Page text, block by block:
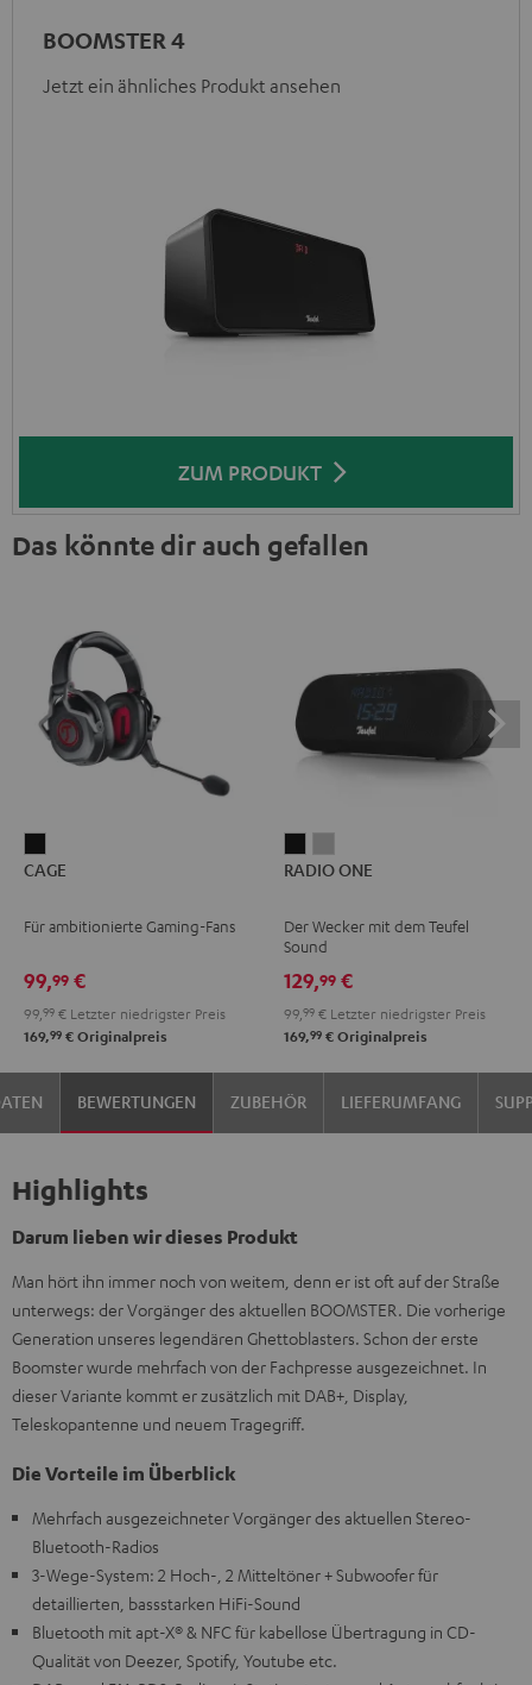
BOOMSTER 4
Jetzt ein ähnliches Produkt ansehen
ZUM PRODUKT
Das könnte dir auch gefallen
Schwarz
CAGE
Für ambitionierte Gaming-Fans
99,99 €
99, 99 € Letzter niedrigster Preis
169,99 € Originalpreis
ONEONE
Gray
RADIO ONE
Der Wecker mit dem Teufel
Sound
129,99 €
99, 99 € Letzter niedrigster Preis
169,99 € Originalpreis
BEWERTUNGEN ZUBEHÖR LIEFERUMFANG
Highlights
Darum lieben wir dieses Produkt
Man hört ihn immer noch von weitem, denn er ist oft auf der Straße
unterwegs: der Vorgänger des aktuellen BOOMSTER. Die vorherige
Generation unseres legendären Ghettoblasters. Schon der erste
Boomster wurde mehrfach von der Fachpresse ausgezeichnet. In
dieser Variante kommt er zusätzlich mit DAB+, Display,
Teleskopantenne und neuem Tragegriff.
Die Vorteile im Überblick
Mehrfach ausgezeichneter Vorgänger des aktuellen Stereo-
Bluetooth-Radios
3-Wege-System: 2 Hoch-, 2 Mitteltöner + Subwoofer für
detaillierten, bassstarken HiFi-Sound
Bluetooth mit apt-X® & NFC für kabellose Übertragung in CD-
Qualität von Deezer, Spotify, Youtube etc.